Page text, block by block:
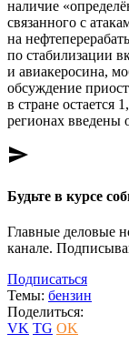
наличие
связанного с
на
по стабилизации
и авиакеросина,
обсуждение
в стране остается
регионах введены
send
Будьте в курсе
Главные деловые
канале.
Подписаться
Темы: бензин
Поделиться:
VK TG OK